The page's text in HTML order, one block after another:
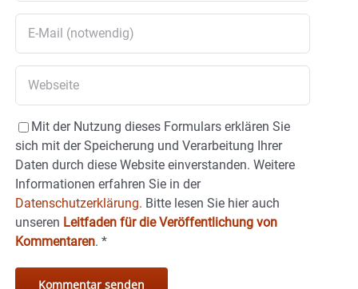
Mit der Nutzung dieses Formulars erklären Sie
sich mit der Speicherung und Verarbeitung Ihrer
Daten durch diese Website einverstanden. Weitere
Informationen erfahren Sie in der
Datenschutzerklärung. Bitte lesen Sie hier auch
unseren Leitfaden für die Veröffentlichung von
Kommentaren. *